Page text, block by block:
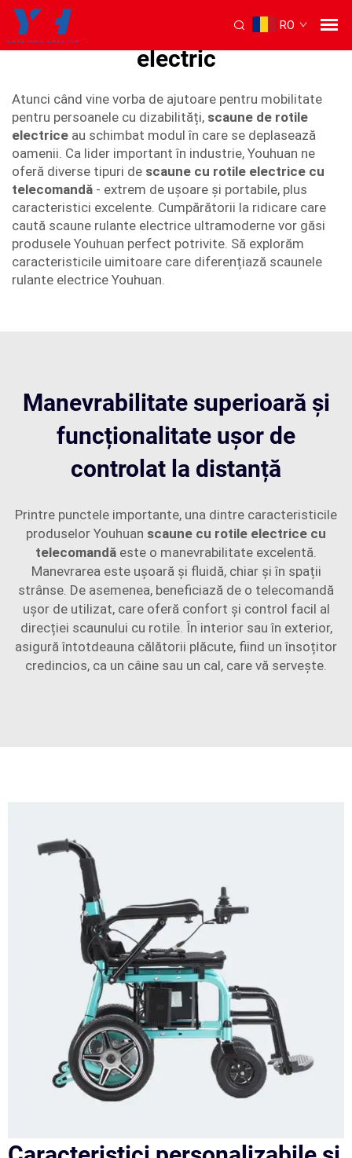
RO
telecomanda controlată
electric
Atunci când vine vorba de ajutoare pentru mobilitate
pentru persoanele cu dizabilități, scaune de rotile
electrice au schimbat modul în care se deplasează
oamenii. Ca lider important în industrie, Youhuan ne
oferă diverse tipuri de scaune cu rotile electrice cu
telecomandă - extrem de ușoare și portabile, plus
caracteristici excelente. Cumpărătorii la ridicare care
caută scaune rulante electrice ultramoderne vor găsi
produsele Youhuan perfect potrivite. Să explorăm
caracteristicile uimitoare care diferențiază scaunele
rulante electrice Youhuan.
Manevrabilitate superioară și
funcționalitate ușor de
controlat la distanță
Printre punctele importante, una dintre caracteristicile
produselor Youhuan scaune cu rotile electrice cu
telecomandă este o manevrabilitate excelentă.
Manevrarea este ușoară și fluidă, chiar și în spații
strânse. De asemenea, beneficiază de o telecomandă
ușor de utilizat, care oferă confort și control facil al
direcției scaunului cu rotile. În interior sau în exterior,
asigură întotdeauna călătorii plăcute, fiind un însoțitor
credincios, ca un câine sau un cal, care vă servește.